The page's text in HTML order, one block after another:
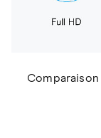
Comparaison